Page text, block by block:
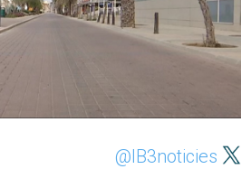
@IB3noticies